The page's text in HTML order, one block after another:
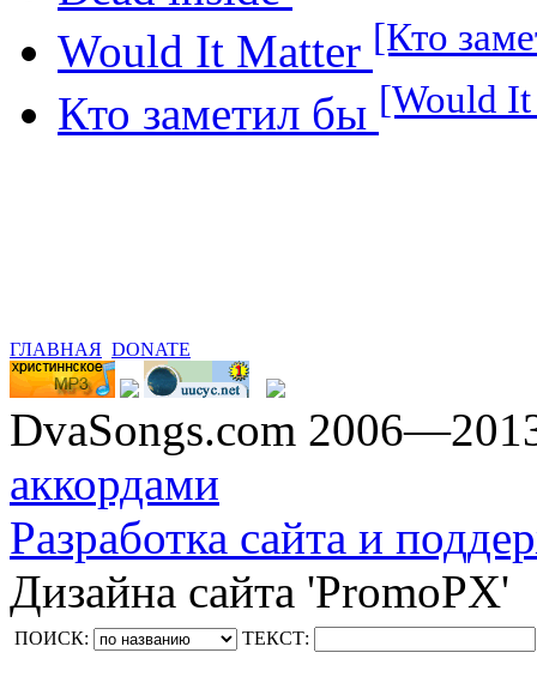
Would It Matter [Кто
Кто заметил бы [Would
ГЛАВНАЯ DONATE
DvaSongs.com
аккордами
Разработка сайта и
Дизайна сайта 'PromoPX'
ПОИСК: ТЕКСТ: